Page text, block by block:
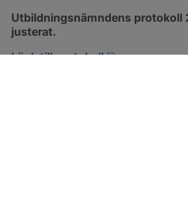
Utbildningsnämndens protokoll
justerat.
Länk till protokoll
pdf, 544.7